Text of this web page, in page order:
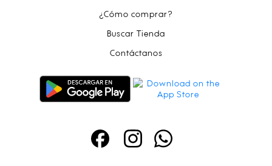
¿Cómo comprar?
Buscar Tienda
Contáctanos